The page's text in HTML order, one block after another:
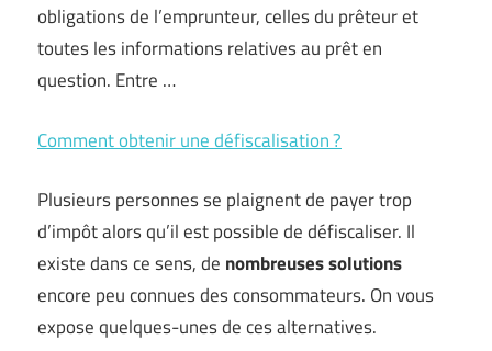
obligations de l’emprunteur, celles du prêteur et
toutes les informations relatives au prêt en
question. Entre …
Comment obtenir une défiscalisation ?
Plusieurs personnes se plaignent de payer trop
d’impôt alors qu’il est possible de défiscaliser. Il
existe dans ce sens, de nombreuses solutions
encore peu connues des consommateurs. On vous
expose quelques-unes de ces alternatives.